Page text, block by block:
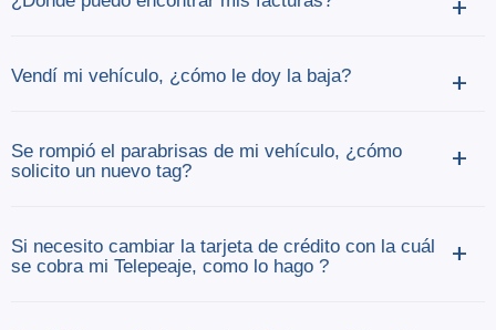
+
Vendí mi vehículo, ¿cómo le doy la baja? +
Se rompió el parabrisas de mi vehículo, ¿cómo
solicito un nuevo tag?
+
Si necesito cambiar la tarjeta de crédito con la cuál
se cobra mi Telepeaje, como lo hago ?
+